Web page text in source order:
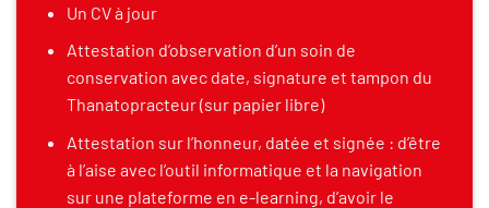
Un CV à jour
Attestation d’observation d’un soin de
conservation avec date, signature et tampon du
Thanatopracteur (sur papier libre)
Attestation sur l’honneur, datée et signée : d’être
à l’aise avec l’outil informatique et la navigation
sur une plateforme en e-learning, d’avoir le